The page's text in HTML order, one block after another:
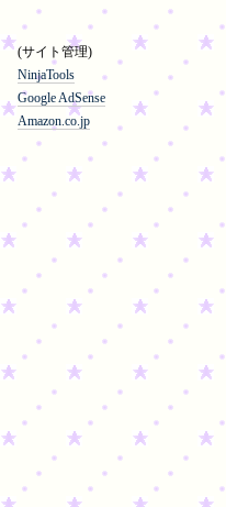
(サイト管理)
NinjaTools
Google AdSense
Amazon.co.jp